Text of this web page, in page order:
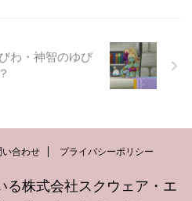
わ・神智のゆび
い合わせ プライバシーポリシー
る株式会社スクウェア・エ